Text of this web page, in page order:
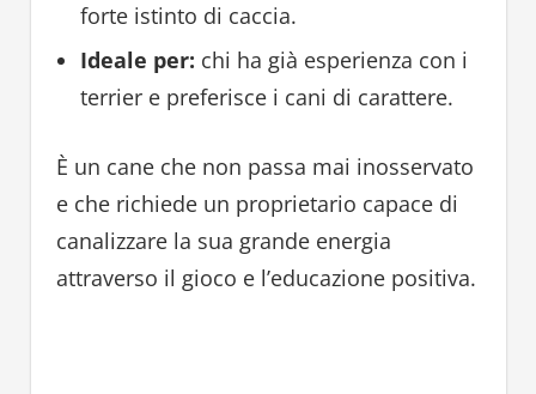
forte istinto di caccia.
Ideale per: chi ha già esperienza con i
terrier e preferisce i cani di carattere.
È un cane che non passa mai inosservato
e che richiede un proprietario capace di
canalizzare la sua grande energia
attraverso il gioco e l’educazione positiva.